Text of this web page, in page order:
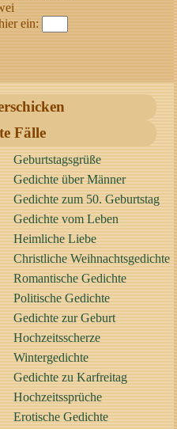
ein:
Fälle
Geburtstagsgrüße
Gedichte über Männer
Gedichte zum 50. Geburtstag
Gedichte vom Leben
Heimliche Liebe
Christliche Weihnachtsgedichte
Romantische Gedichte
Politische Gedichte
Gedichte zur Geburt
Hochzeitsscherze
Wintergedichte
Gedichte zu Karfreitag
Hochzeitssprüche
Erotische Gedichte